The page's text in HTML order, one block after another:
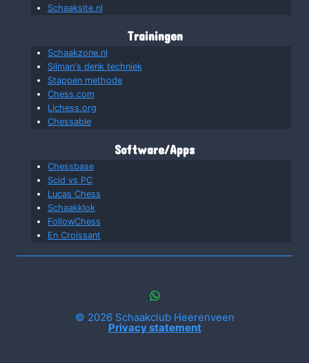
Schaaksite.nl
Trainingen
Schaakzone.nl
Silman's denk techniek
Stappen methode
Chess.com
Lichess.org
Chessable
Software/Apps
Chessbase
Scid vs PC
Lucas Chess
Schaakklok
FollowChess
En Croissant
© 2026 Schaakclub Heerenveen
Privacy statement